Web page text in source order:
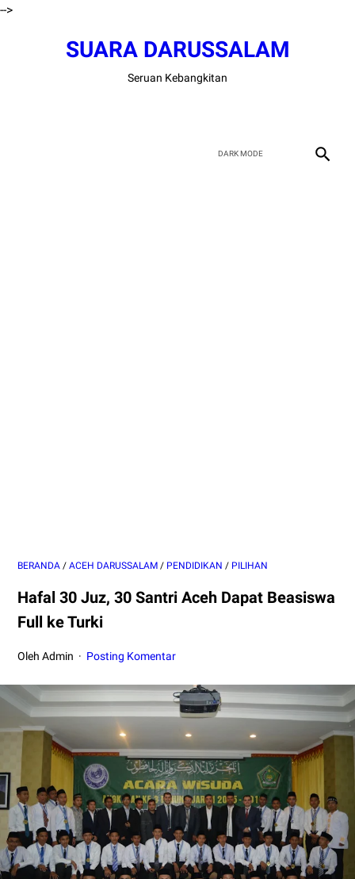
-->
SUARA DARUSSALAM
Seruan Kebangkitan
BERANDA / ACEH DARUSSALAM / PENDIDIKAN / PILIHAN
Hafal 30 Juz, 30 Santri Aceh Dapat Beasiswa
Full ke Turki
Oleh Admin Posting Komentar